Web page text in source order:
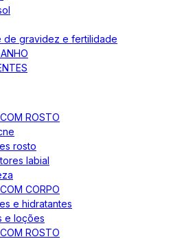
de gravidez e fertilidade
ROSTO
rosto
labial
CORPO
e hidratantes
e loções
ROSTO